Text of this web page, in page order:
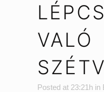
VALÓ
Posted at 23:21h in